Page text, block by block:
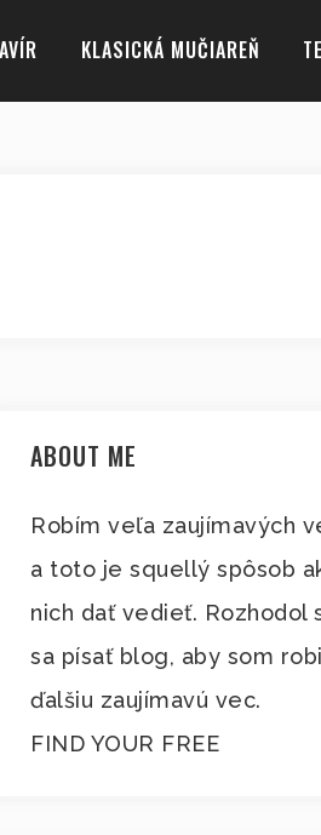
KLASICKÁ MUČIAREŇ
ABOUT ME
Robím veľa zaujímavých
a toto je squellý spôsob
nich dať vedieť. Rozhodol
sa písať blog, aby som
ďalšiu zaujímavú vec.
FIND YOUR FREE